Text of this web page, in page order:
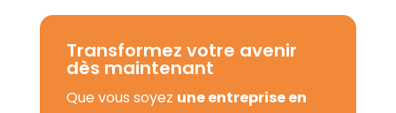
Transformez votre avenir
dès maintenant
Que vous soyez une entreprise en